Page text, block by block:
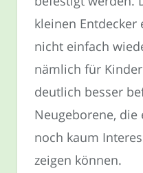
kleinen Entdecker
nicht einfach
nämlich für
deutlich besser
Neugeborene,
noch kaum
zeigen können.